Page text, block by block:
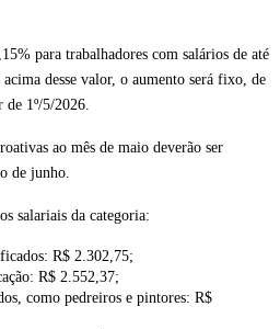
para trabalhadores com salários de até
desse valor, o aumento será fixo, de
1º/5/2026.
ao mês de maio deverão ser
de junho.
salariais da categoria:
R$ 2.302,75;
R$ 2.552,37;
como pedreiros e pintores: R$